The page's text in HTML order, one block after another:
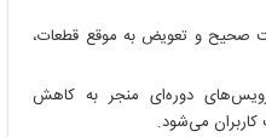
صحیح و تعویض به موقع قطعات،
دوره‌ای منجر به کاهش
می‌شود.